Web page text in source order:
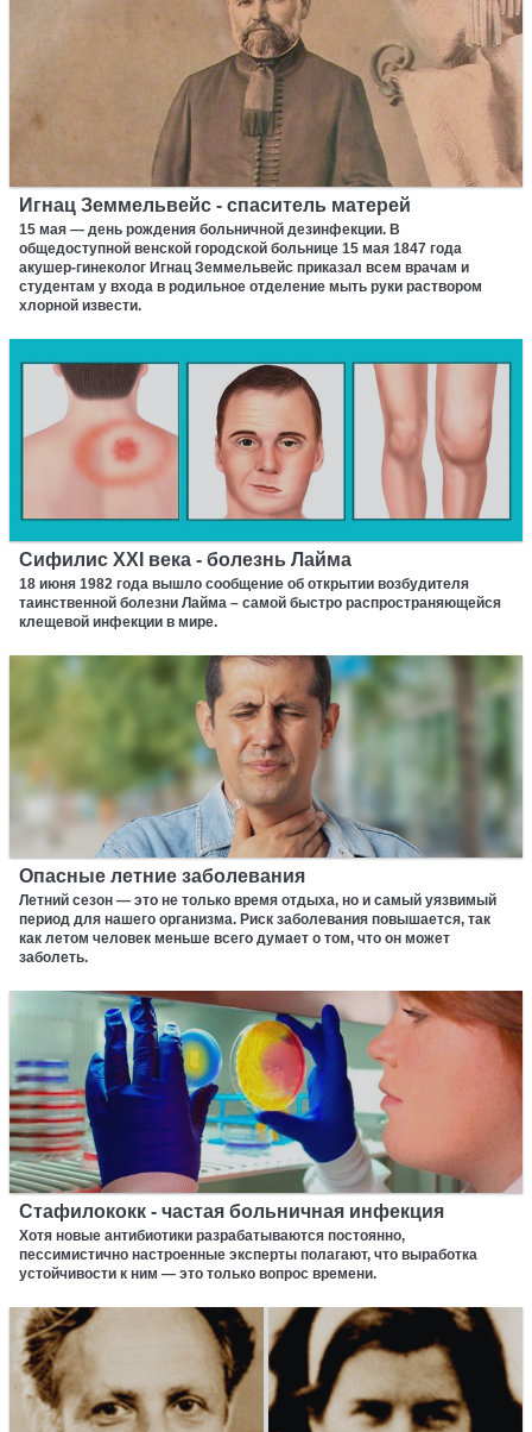
Игнац Земмельвейс - спаситель матерей
15 мая — день рождения больничной дезинфекции. В
общедоступной венской городской больнице 15 мая 1847 года
акушер-гинеколог Игнац Земмельвейс приказал всем врачам и
студентам у входа в родильное отделение мыть руки раствором
хлорной извести.
Сифилис XXI века - болезнь Лайма
18 июня 1982 года вышло сообщение об открытии возбудителя
таинственной болезни Лайма – самой быстро распространяющейся
клещевой инфекции в мире.
Опасные летние заболевания
Летний сезон — это не только время отдыха, но и самый уязвимый
период для нашего организма. Риск заболевания повышается, так
как летом человек меньше всего думает о том, что он может
заболеть.
Стафилококк - частая больничная инфекция
Хотя новые антибиотики разрабатываются постоянно,
пессимистично настроенные эксперты полагают, что выработка
устойчивости к ним — это только вопрос времени.